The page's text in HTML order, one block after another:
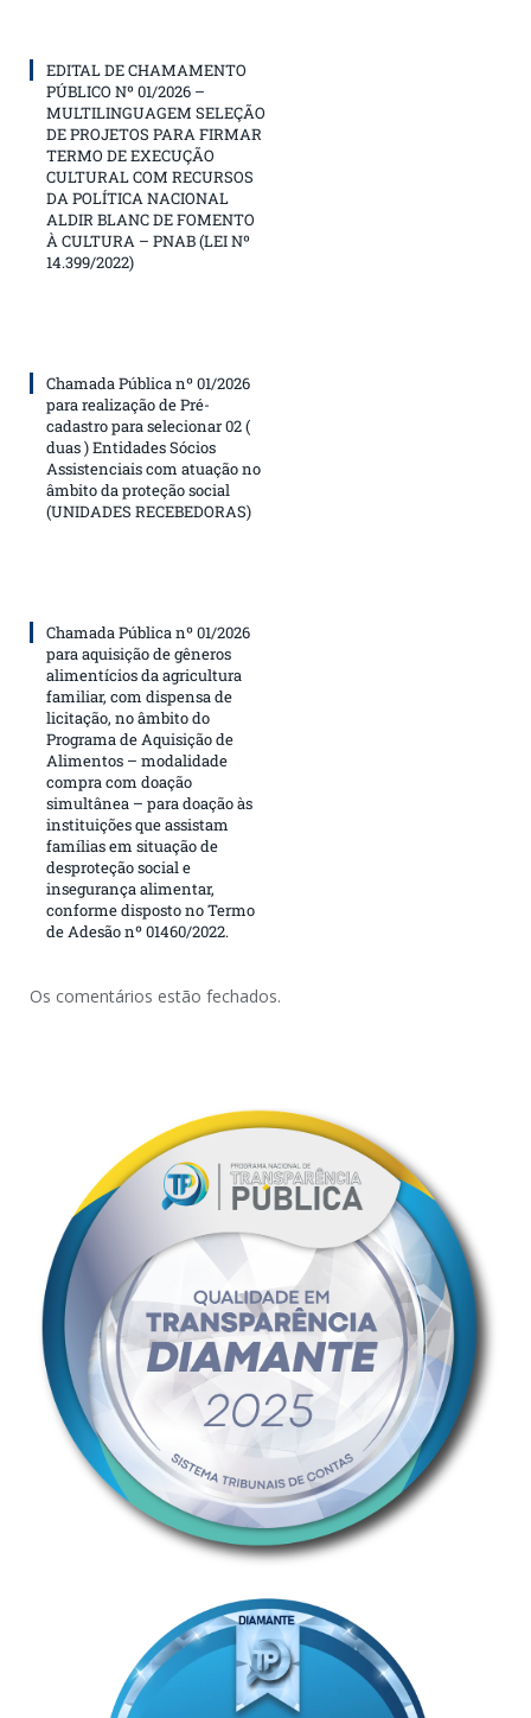
EDITAL DE CHAMAMENTO
PÚBLICO Nº 01/2026 –
MULTILINGUAGEM SELEÇÃO
DE PROJETOS PARA FIRMAR
TERMO DE EXECUÇÃO
CULTURAL COM RECURSOS
DA POLÍTICA NACIONAL
ALDIR BLANC DE FOMENTO
À CULTURA – PNAB (LEI Nº
14.399/2022)
Chamada Pública nº 01/2026
para realização de Pré-
cadastro para selecionar 02 (
duas ) Entidades Sócios
Assistenciais com atuação no
âmbito da proteção social
(UNIDADES RECEBEDORAS)
Chamada Pública nº 01/2026
para aquisição de gêneros
alimentícios da agricultura
familiar, com dispensa de
licitação, no âmbito do
Programa de Aquisição de
Alimentos – modalidade
compra com doação
simultânea – para doação às
instituições que assistam
famílias em situação de
desproteção social e
insegurança alimentar,
conforme disposto no Termo
de Adesão nº 01460/2022.
Os comentários estão fechados.